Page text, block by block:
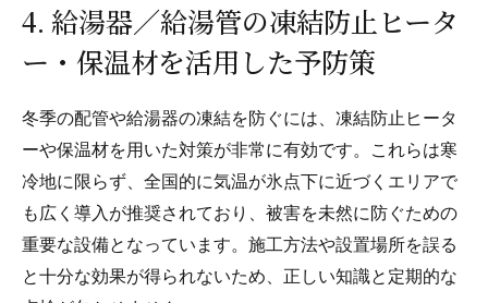
4. 給湯器／給湯管の凍結防止ヒータ
ー・保温材を活用した予防策
冬季の配管や給湯器の凍結を防ぐには、凍結防止ヒータ
ーや保温材を用いた対策が非常に有効です。これらは寒
冷地に限らず、全国的に気温が氷点下に近づくエリアで
も広く導入が推奨されており、被害を未然に防ぐための
重要な設備となっています。施工方法や設置場所を誤る
と十分な効果が得られないため、正しい知識と定期的な